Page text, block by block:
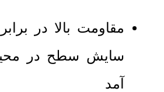
مقاومت بالا در
سایش سطح در
آمد